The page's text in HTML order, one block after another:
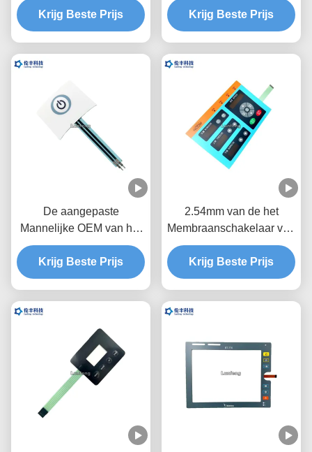
Beveiligingslaag de
Bekledings Grafische
Krijg Beste Prijs
Membraanschakelaar
Krijg Beste Prijs
De aangepaste
Mannelijke OEM van het
de
Schakelaartoetsenbord
van het
Dienst Één Knoop
Krijg Beste Prijs
2.54mm van de het
Membraanschakelaar van
Hoogteleds het
Toetsenbord Transparant
Zwart Venster
Krijg Beste Prijs